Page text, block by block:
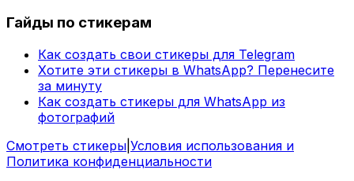
Гайды по стикерам
Как создать свои стикеры для Telegram
Хотите эти стикеры в WhatsApp? Перенесите
за минуту
Как создать стикеры для WhatsApp из
фотографий
Смотреть стикеры Условия использования и
Политика конфиденциальности